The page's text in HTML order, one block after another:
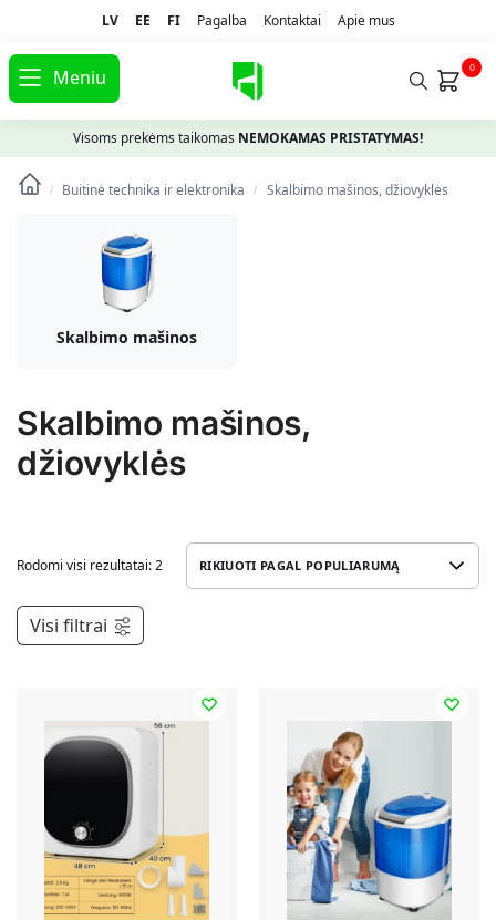
LV EE FI Pagalba Kontaktai Apie mus
Meniu 0
Visoms prekėms taikomas NEMOKAMAS PRISTATYMAS!
/ Buitinė technika ir elektronika / Skalbimo mašinos, džiovyklės
Skalbimo mašinos
Skalbimo mašinos,
džiovyklės
Rodomi visi rezultatai: 2
Visi filtrai